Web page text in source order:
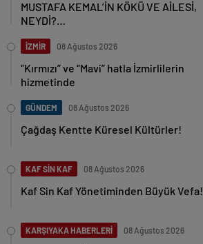
MUSTAFA KEMAL’İN KÖKÜ VE AİLESİ,
NEYDİ?…
İZMİR 08 Ağustos 2026
“Kırmızı” ve “Mavi” hatla İzmirlilerin
hizmetinde
GÜNDEM 08 Ağustos 2026
Çağdaş Kentte Küresel Kültürler!
KAF SİN KAF 08 Ağustos 2026
Kaf Sin Kaf Yönetiminden Büyük Vefa!
KARŞIYAKA HABERLERİ 08 Ağustos 2026